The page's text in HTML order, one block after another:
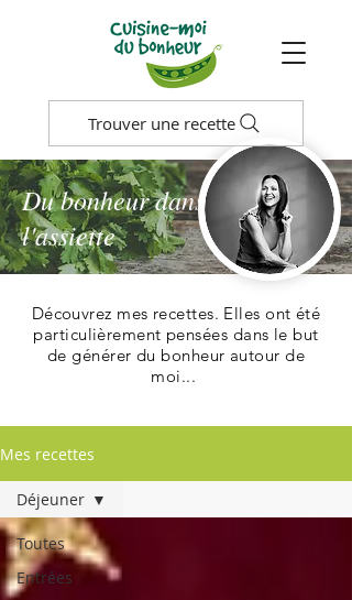
Trouver une recette
Du bonheur dans
l'assiette
Découvrez mes recettes. Elles ont été
particulièrement pensées dans le but
de générer du bonheur autour de
moi...
Mes recettes
Toutes
Entrées
Déjeuner